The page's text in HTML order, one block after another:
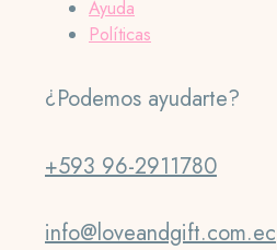
Ayuda
Políticas
¿Podemos ayudarte?
+593 96-2911780
info@loveandgift.com.ec